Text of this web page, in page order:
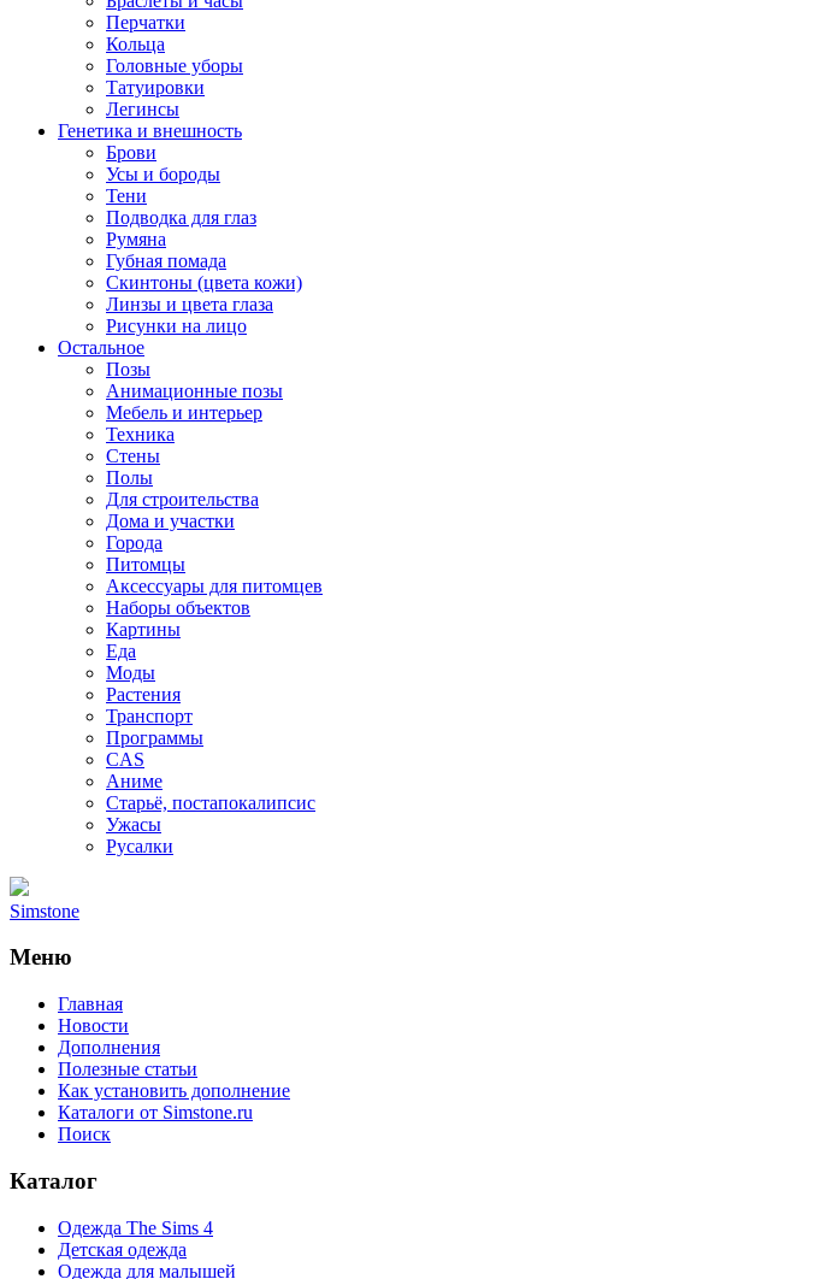
Перчатки
Кольца
Головные уборы
Татуировки
Легинсы
Генетика и внешность
Брови
Усы и бороды
Тени
Подводка для глаз
Румяна
Губная помада
Скинтоны (цвета кожи)
Линзы и цвета глаза
Рисунки на лицо
Остальное
Позы
Анимационные позы
Мебель и интерьер
Техника
Стены
Полы
Для строительства
Дома и участки
Города
Питомцы
Аксессуары для питомцев
Наборы объектов
Картины
Еда
Моды
Растения
Транспорт
Программы
CAS
Аниме
Старьё, постапокалипсис
Ужасы
Русалки
Simstone
Меню
Главная
Новости
Дополнения
Полезные статьи
Как установить дополнение
Каталоги от Simstone.ru
Поиск
Каталог
Одежда The Sims 4
Детская одежда
Одежда для малышей